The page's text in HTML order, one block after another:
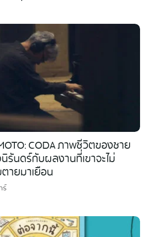
CODA ภาพชีวิตของชาย
รันดร์กับผลงานที่เขาจะไม่
ายมาเยือน
ร์